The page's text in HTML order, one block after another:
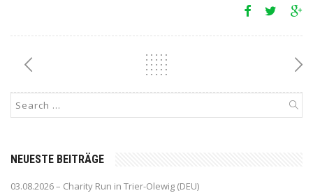
NEUESTE BEITRÄGE
03.08.2026 – Charity Run in Trier-Olewig (DEU)